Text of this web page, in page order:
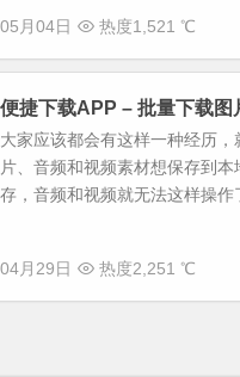
05月04日 热度1,521 ℃
便捷下载APP – 批量下载图
大家应该都会有这样一种经历
片、音频和视频素材想保存到
存，音频和视频就无法这样操作
04月29日 热度2,251 ℃